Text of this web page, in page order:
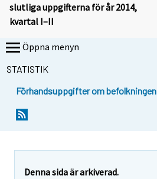
slutliga uppgifterna för år 2014,
kvartal I–II
Öppna menyn
STATISTIK
Förhandsuppgifter om befolkningen
Denna sida är arkiverad.